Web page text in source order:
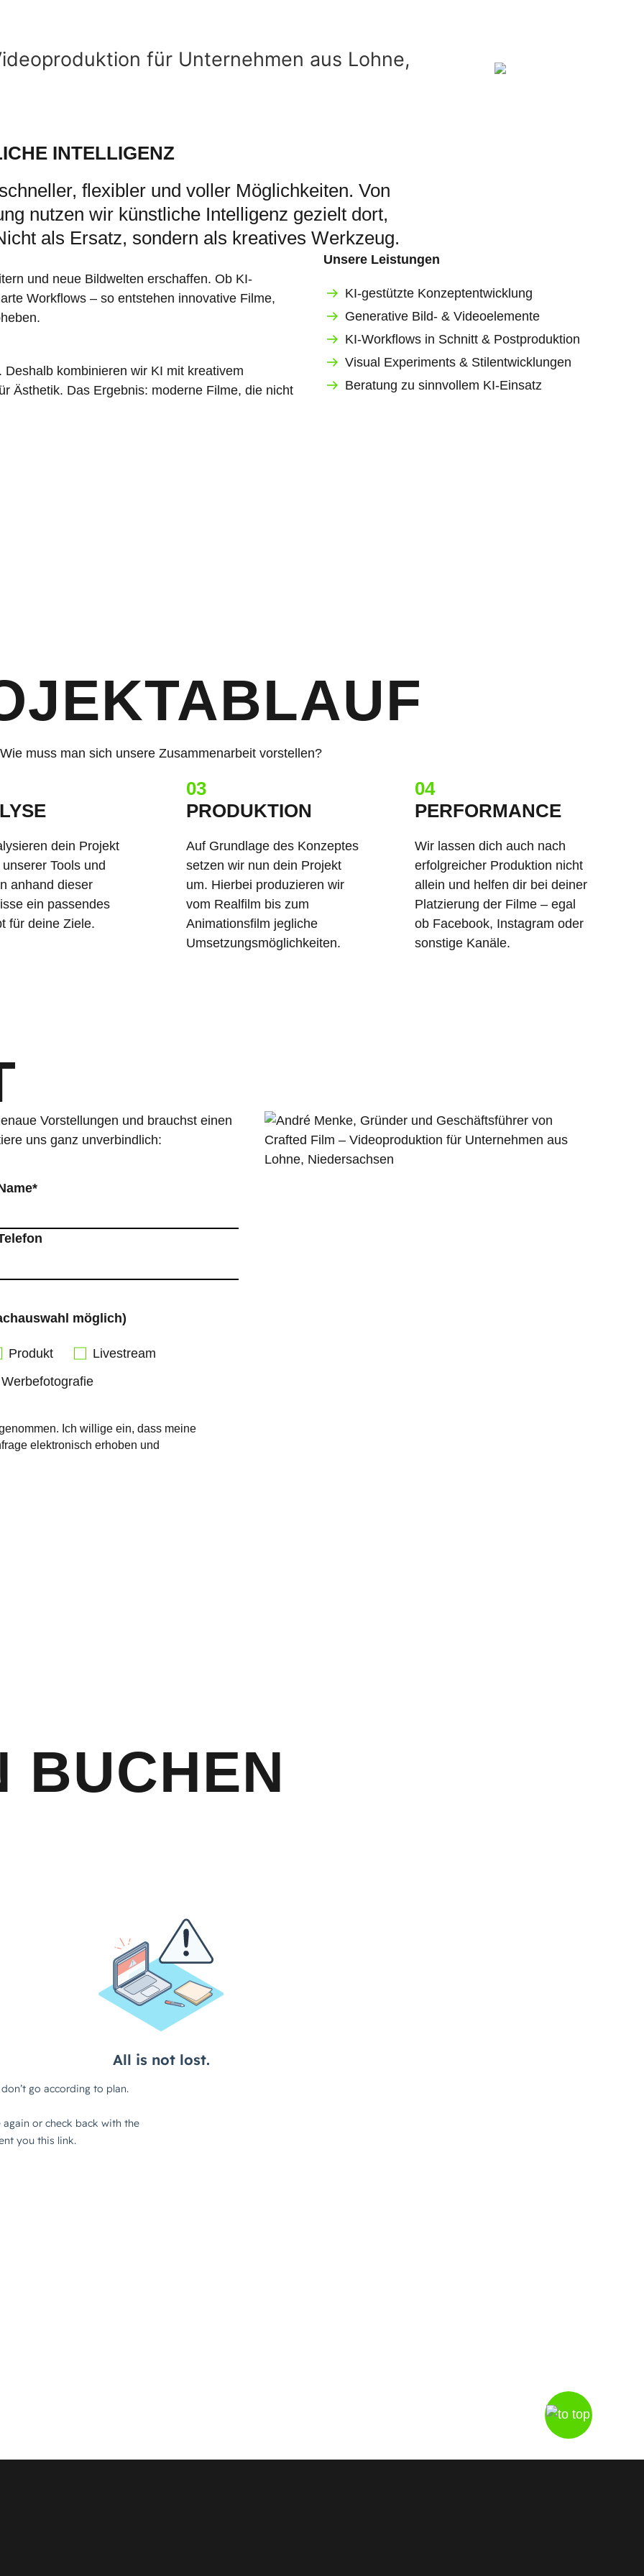
INTELLIGENZ
flexibler und voller Möglichkeiten. Von
nutzen wir künstliche Intelligenz gezielt dort,
als Ersatz, sondern als kreatives Werkzeug.
und neue Bildwelten erschaffen. Ob KI-
Workflows – so entstehen innovative Filme,
kombinieren wir KI mit kreativem
Ästhetik. Das Ergebnis: moderne Filme, die nicht
Unsere Leistungen
KI-gestützte Konzeptentwicklung
Generative Bild- & Videoelemente
KI-Workflows in Schnitt & Postproduktion
Visual Experiments & Stilentwicklungen
Beratung zu sinnvollem KI-Einsatz
Wie muss man sich unsere Zusammenarbeit vorstellen?
dein Projekt
Tools und
anhand dieser
ein passendes
für deine Ziele.
03
PRODUKTION
Auf Grundlage des Konzeptes
setzen wir nun dein Projekt
um. Hierbei produzieren wir
vom Realfilm bis zum
Animationsfilm jegliche
Umsetzungsmöglichkeiten.
04
PERFORMANCE
Wir lassen dich auch nach
erfolgreicher Produktion nicht
allein und helfen dir bei deiner
Platzierung der Filme – egal
ob Facebook, Instagram oder
sonstige Kanäle.
Vorstellungen und brauchst einen
uns ganz unverbindlich:
möglich)
Produkt
Livestream
Werbefotografie
Ich willige ein, dass meine
elektronisch erhoben und
BUCHEN